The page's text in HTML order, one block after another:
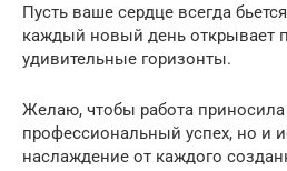
Пусть ваше сердце всегда
каждый новый день открывает
удивительные горизонты.
Желаю, чтобы работа приносила
профессиональный успех, но и
наслаждение от каждого